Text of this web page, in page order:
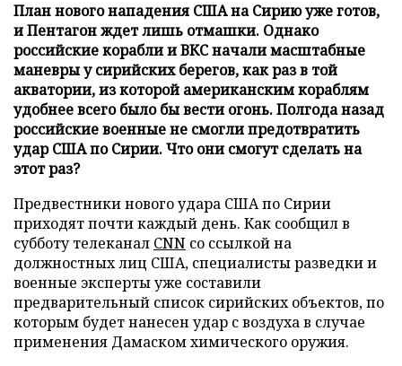
План нового нападения США на Сирию уже готов,
и Пентагон ждет лишь отмашки. Однако
российские корабли и ВКС начали масштабные
маневры у сирийских берегов, как раз в той
акватории, из которой американским кораблям
удобнее всего было бы вести огонь. Полгода назад
российские военные не смогли предотвратить
удар США по Сирии. Что они смогут сделать на
этот раз?
Предвестники нового удара США по Сирии
приходят почти каждый день. Как сообщил в
субботу телеканал CNN со ссылкой на
должностных лиц США, специалисты разведки и
военные эксперты уже составили
предварительный список сирийских объектов, по
которым будет нанесен удар с воздуха в случае
применения Дамаском химического оружия.